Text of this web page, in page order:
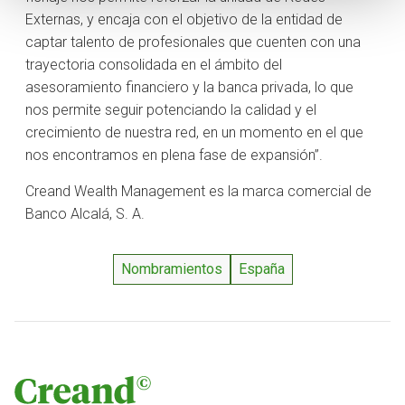
Externas, y encaja con el objetivo de la entidad de
captar talento de profesionales que cuenten con una
trayectoria consolidada en el ámbito del
asesoramiento financiero y la banca privada, lo que
nos permite seguir potenciando la calidad y el
crecimiento de nuestra red, en un momento en el que
nos encontramos en plena fase de expansión”.
Creand Wealth Management es la marca comercial de
Banco Alcalá, S. A.
Nombramientos España